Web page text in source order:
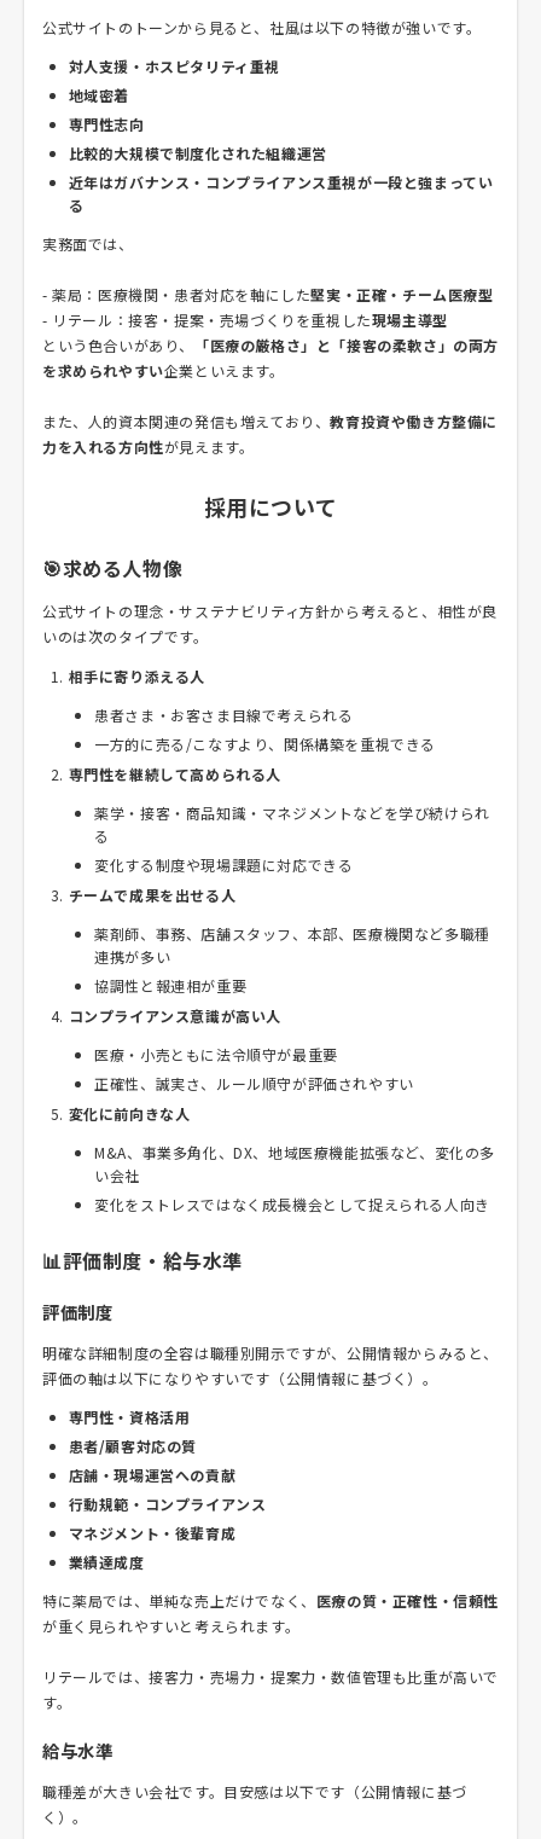
公式サイトのトーンから見ると、社風は以下の特徴が強いです。
対人支援・ホスピタリティ重視
地域密着
専門性志向
比較的大規模で制度化された組織運営
近年はガバナンス・コンプライアンス重視が一段と強まってい
る
実務面では、
- 薬局：医療機関・患者対応を軸にした堅実・正確・チーム医療型
- リテール：接客・提案・売場づくりを重視した現場主導型
という色合いがあり、
「医療の厳格さ」と「接客の柔軟さ」の両方
を求められやすい企業といえます。
また、人的資本関連の発信も増えており、教育投資や働き方整備に
力を入れる方向性が見えます。
採用について
🎯求める人物像
公式サイトの理念・サステナビリティ方針から考えると、相性が良
いのは次のタイプです。
相手に寄り添える人
患者さま・お客さま目線で考えられる
一方的に売る/こなすより、関係構築を重視できる
専門性を継続して高められる人
薬学・接客・商品知識・マネジメントなどを学び続けられ
る
変化する制度や現場課題に対応できる
チームで成果を出せる人
薬剤師、事務、店舗スタッフ、本部、医療機関など多職種
連携が多い
協調性と報連相が重要
コンプライアンス意識が高い人
医療・小売ともに法令順守が最重要
正確性、誠実さ、ルール順守が評価されやすい
変化に前向きな人
M&A、事業多角化、DX、地域医療機能拡張など、変化の多
い会社
変化をストレスではなく成長機会として捉えられる人向き
📊評価制度・給与水準
評価制度
明確な詳細制度の全容は職種別開示ですが、公開情報からみると、
評価の軸は以下になりやすいです（公開情報に基づく）。
専門性・資格活用
患者/顧客対応の質
店舗・現場運営への貢献
行動規範・コンプライアンス
マネジメント・後輩育成
業績達成度
特に薬局では、単純な売上だけでなく、 医療の質・正確性・信頼性
が重く見られやすいと考えられます。
リテールでは、接客力・売場力・提案力・数値管理も比重が高いで
す。
給与水準
職種差が大きい会社です。目安感は以下です（公開情報に基づ
く）。